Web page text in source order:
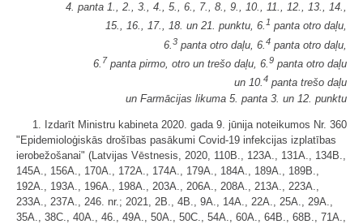
4. panta 1., 2., 3., 4., 5., 6., 7., 8., 9., 10., 11., 12., 13., 14.,
15., 16., 17., 18. un 21. punktu, 6. 1 panta otro daļu,
6. 3 panta otro daļu, 6. 4 panta otro daļu,
6. 7 panta pirmo, otro un trešo daļu, 6.9 panta otro daļu
un 10.4 panta trešo daļu
un Farmācijas likuma 5. panta 3. un 12. punktu
1. Izdarīt Ministru kabineta 2020. gada 9. jūnija noteikumos Nr. 360
"Epidemioloģiskās drošības pasākumi Covid-19 infekcijas izplatības
ierobežošanai" (Latvijas Vēstnesis, 2020, 110B., 123A., 131A., 134B.,
145A., 156A., 170A., 172A., 174A., 179A., 184A., 189A., 189B.,
192A., 193A., 196A., 198A., 203A., 206A., 208A., 213A., 223A.,
233A., 237A., 246. nr.; 2021, 2B., 4B., 9A., 14A., 22A., 25A., 29A.,
35A., 38C., 40A., 46., 49A., 50A., 50C., 54A., 60A., 64B., 68B., 71A.,